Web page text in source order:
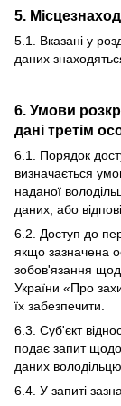
5.
5.1. Вказані у
даних
6. Умови
дані третім
6.1. Порядок
визначається
наданої
даних, або
6.2. Доступ до
якщо зазначена
зобов'язання
України «Про
їх забезпечити.
6.3. Суб'єкт
подає запит
даних
6.4. У запиті